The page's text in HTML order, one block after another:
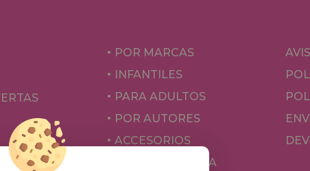
POR MARCAS
INFANTILES
PARA ADULTOS
POR AUTORES
ACCESORIOS
JUEGOS DE MESA